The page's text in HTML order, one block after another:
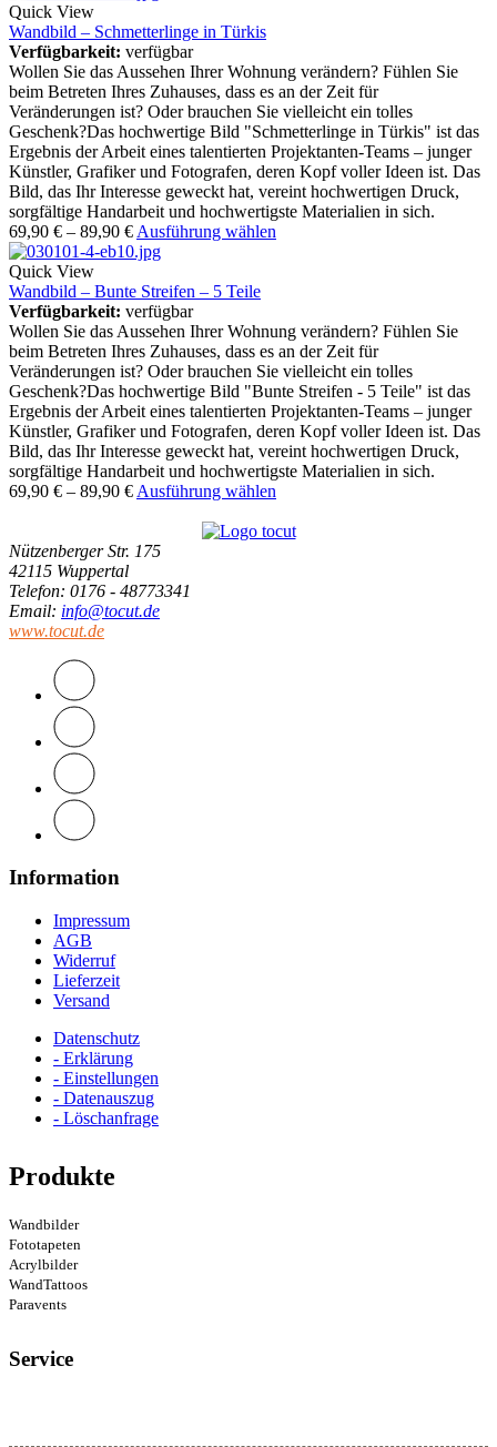
Quick View
Wandbild – Schmetterlinge in Türkis
Verfügbarkeit: verfügbar
Wollen Sie das Aussehen Ihrer Wohnung verändern? Fühlen Sie
beim Betreten Ihres Zuhauses, dass es an der Zeit für
Veränderungen ist? Oder brauchen Sie vielleicht ein tolles
Geschenk?Das hochwertige Bild "Schmetterlinge in Türkis" ist das
Ergebnis der Arbeit eines talentierten Projektanten-Teams – junger
Künstler, Grafiker und Fotografen, deren Kopf voller Ideen ist. Das
Bild, das Ihr Interesse geweckt hat, vereint hochwertigen Druck,
sorgfältige Handarbeit und hochwertigste Materialien in sich.
69,90 € – 89,90 € Ausführung wählen
Quick View
Wandbild – Bunte Streifen – 5 Teile
Verfügbarkeit: verfügbar
Wollen Sie das Aussehen Ihrer Wohnung verändern? Fühlen Sie
beim Betreten Ihres Zuhauses, dass es an der Zeit für
Veränderungen ist? Oder brauchen Sie vielleicht ein tolles
Geschenk?Das hochwertige Bild "Bunte Streifen - 5 Teile" ist das
Ergebnis der Arbeit eines talentierten Projektanten-Teams – junger
Künstler, Grafiker und Fotografen, deren Kopf voller Ideen ist. Das
Bild, das Ihr Interesse geweckt hat, vereint hochwertigen Druck,
sorgfältige Handarbeit und hochwertigste Materialien in sich.
69,90 € – 89,90 € Ausführung wählen
Nützenberger Str. 175
42115 Wuppertal
Telefon: 0176 - 48773341
Email: info@tocut.de
www.tocut.de
Information
Impressum
AGB
Widerruf
Lieferzeit
Versand
Datenschutz
- Erklärung
- Einstellungen
- Datenauszug
- Löschanfrage
Produkte
Wandbilder
Fototapeten
Acrylbilder
WandTattoos
Paravents
Service